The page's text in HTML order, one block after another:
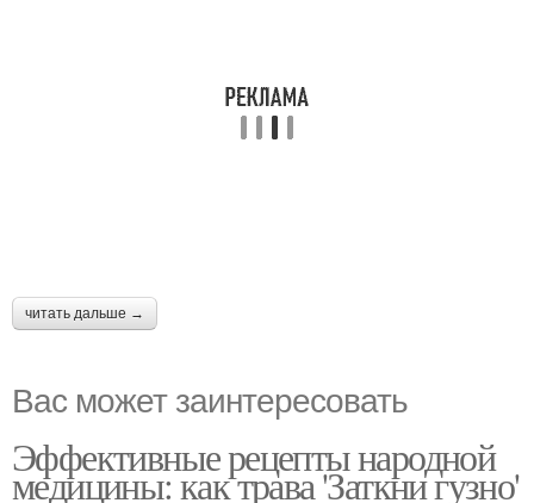
читать дальше →
Вас может заинтересовать
Эффективные рецепты народной
медицины: как трава 'Заткни гузно'